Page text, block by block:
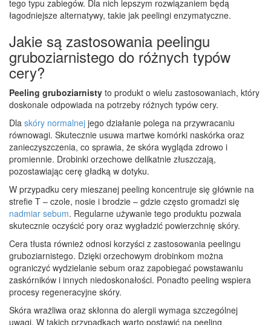
tego typu zabiegów. Dla nich lepszym rozwiązaniem będą
łagodniejsze alternatywy, takie jak peelingi enzymatyczne.
Jakie są zastosowania peelingu
gruboziarnistego do różnych typów
cery?
Peeling gruboziarnisty to produkt o wielu zastosowaniach, który
doskonale odpowiada na potrzeby różnych typów cery.
Dla skóry normalnej jego działanie polega na przywracaniu
równowagi. Skutecznie usuwa martwe komórki naskórka oraz
zanieczyszczenia, co sprawia, że skóra wygląda zdrowo i
promiennie. Drobinki orzechowe delikatnie złuszczają,
pozostawiając cerę gładką w dotyku.
W przypadku cery mieszanej peeling koncentruje się głównie na
strefie T – czole, nosie i brodzie – gdzie często gromadzi się
nadmiar sebum. Regularne używanie tego produktu pozwala
skutecznie oczyścić pory oraz wygładzić powierzchnię skóry.
Cera tłusta również odnosi korzyści z zastosowania peelingu
gruboziarnistego. Dzięki orzechowym drobinkom można
ograniczyć wydzielanie sebum oraz zapobiegać powstawaniu
zaskórników i innych niedoskonałości. Ponadto peeling wspiera
procesy regeneracyjne skóry.
Skóra wrażliwa oraz skłonna do alergii wymaga szczególnej
uwagi. W takich przypadkach warto postawić na peeling